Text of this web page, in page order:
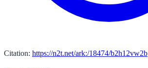
Citation: https://n2t.net/ark:/18474/b2h12vw2b